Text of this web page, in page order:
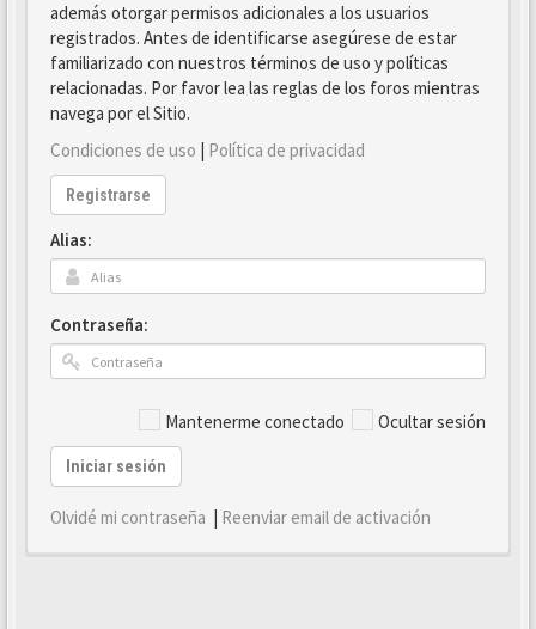
además otorgar permisos adicionales a los usuarios
registrados. Antes de identificarse asegúrese de estar
familiarizado con nuestros términos de uso y políticas
relacionadas. Por favor lea las reglas de los foros mientras
navega por el Sitio.
Condiciones de uso | Política de privacidad
Registrarse
Alias:
Contraseña:
Mantenerme conectado Ocultar sesión
Iniciar sesión
Olvidé mi contraseña | Reenviar email de activación